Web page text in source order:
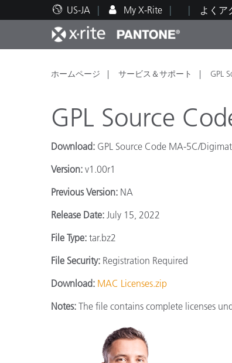
US-JA My X-Rite よくア
人気製品ランキング
印刷＆パッケージ印刷
自動車
プラスチック
テクニカルサポート
教育関連資料
ホームページ サービス＆サポート GPL
GPL Source
Download: GPL Source Code MA-5C/
Version: v1.00r1
Previous Version: NA
Release Date: July 15, 2022
File Type: tar.bz2
File Security: Registration Required
Download: MAC Licenses.zip
Notes: The file contains complete licenses